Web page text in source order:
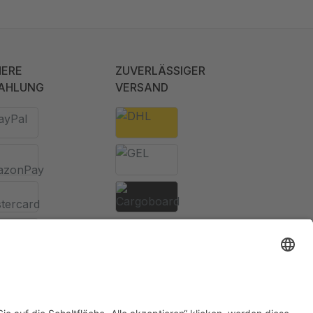
ZUVERLÄSSIGER
VERSAND